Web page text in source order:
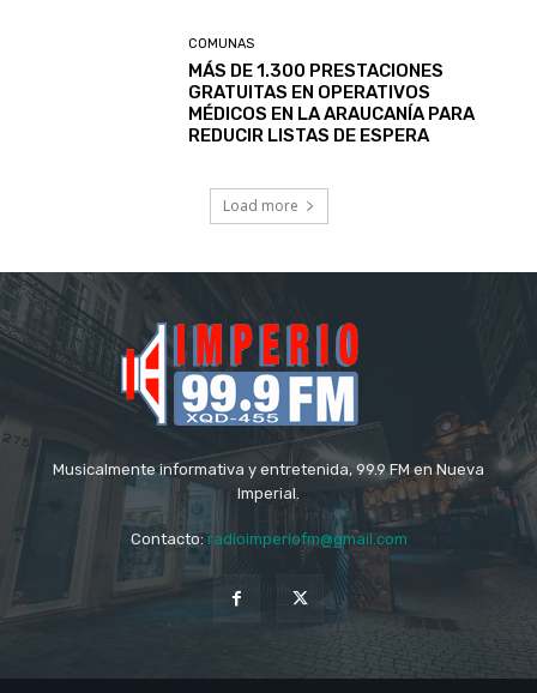
COMUNAS
MÁS DE 1.300 PRESTACIONES
GRATUITAS EN OPERATIVOS
MÉDICOS EN LA ARAUCANÍA PARA
REDUCIR LISTAS DE ESPERA
Load more
Musicalmente informativa y entretenida, 99.9 FM en Nueva
Imperial.
Contacto:radioimperiofm@gmail.com